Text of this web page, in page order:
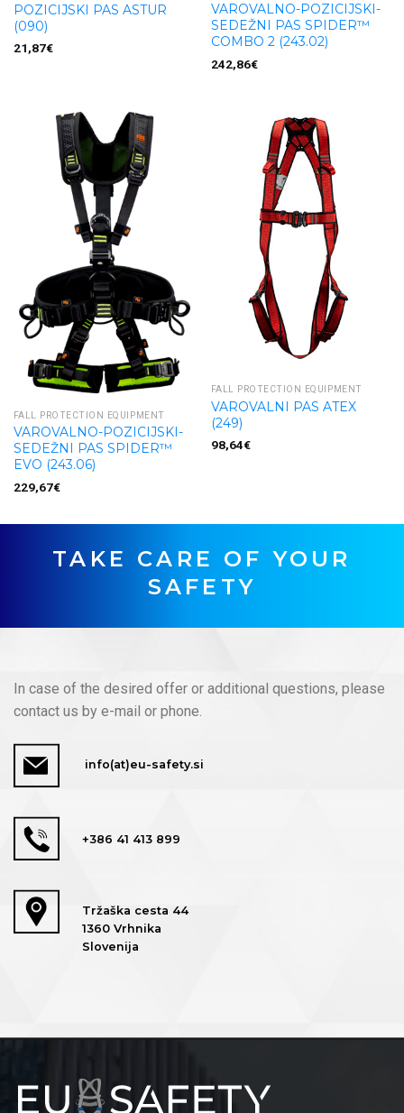
POZICIJSKI PAS ASTUR
(090)
21,87€
VAROVALNO-POZICIJSKI-
SEDEŽNI PAS SPIDER™
COMBO 2 (243.02)
242,86€
FALL PROTECTION EQUIPMENT
VAROVALNO-POZICIJSKI-
SEDEŽNI PAS SPIDER™
EVO (243.06)
229,67€
FALL PROTECTION EQUIPMENT
VAROVALNI PAS ATEX
(249)
98,64€
TAKE CARE OF YOUR
SAFETY
In case of the desired offer or additional questions, please
contact us by e-mail or phone.
info(at)eu-safety.si
+386 41 413 899
Tržaška cesta 44
1360 Vrhnika
Slovenija